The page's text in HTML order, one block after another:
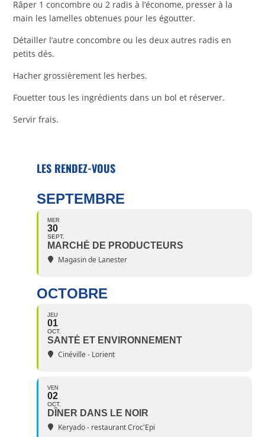
Râper 1 concombre ou 2 radis à l’économe, presser à la
main les lamelles obtenues pour les égoutter.
Détailler l’autre concombre ou les deux autres radis en
petits dés.
Hacher grossièrement les herbes.
Fouetter tous les ingrédients dans un bol et réserver.
Servir frais.
LES RENDEZ-VOUS
SEPTEMBRE
MER
30
SEPT.
MARCHÉ DE PRODUCTEURS
Magasin de Lanester
OCTOBRE
JEU
01
OCT.
SANTÉ ET ENVIRONNEMENT
Cinéville - Lorient
VEN
02
OCT.
DÎNER DANS LE NOIR
Keryado - restaurant Croc'Epi